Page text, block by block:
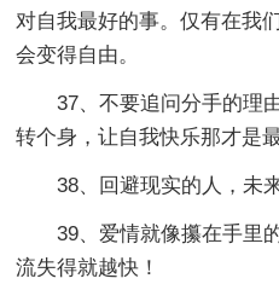
对自我最好的事。仅有在我
会变得自由。
37、不要追问分手的理由
转个身，让自我快乐那才是最
38、回避现实的人，未来
39、爱情就像攥在手里的
流失得就越快！